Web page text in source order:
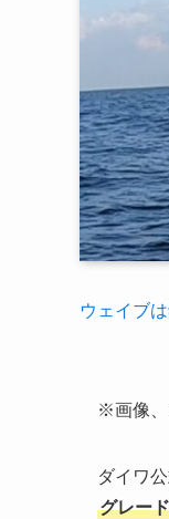
ウェイブ
※画像、
ダイワ
グレー